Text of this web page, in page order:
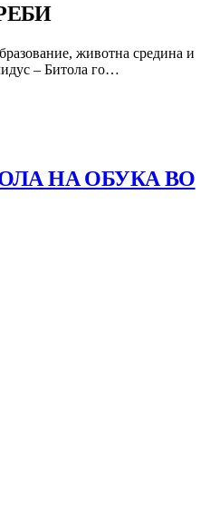
животна средина и
– Битола го…
НА ОБУКА ВО